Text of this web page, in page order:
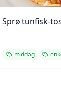
Sprø tunfisk-
middag